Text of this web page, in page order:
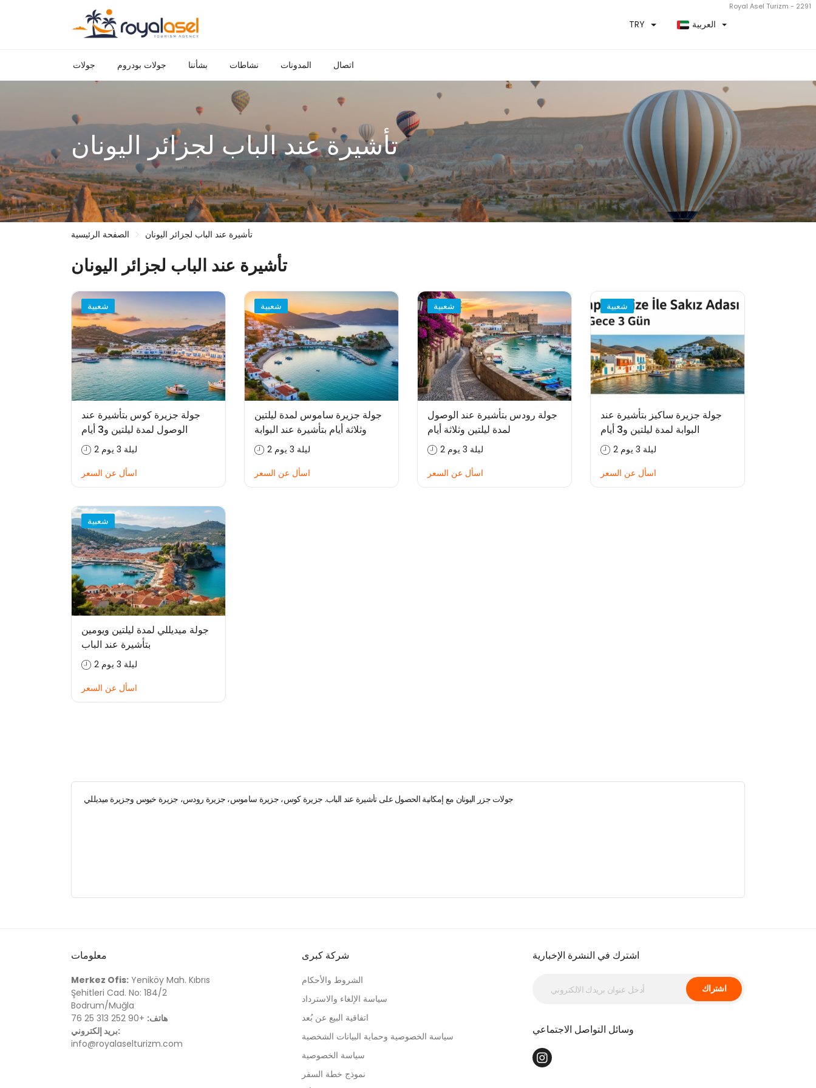
Royal Asel Turizm - 2291
TRY العربية
جولات جولات بودروم بشأننا نشاطات المدونات اتصال
تأشيرة عند الباب لجزائر اليونان
الصفحة الرئيسية تأشيرة عند الباب لجزائر اليونان
تأشيرة عند الباب لجزائر اليونان
شعبية
جولة جزيرة كوس بتأشيرة عند
الوصول لمدة ليلتين و3 أيام
2 ليلة 3 يوم
اسأل عن السعر
شعبية
جولة جزيرة ساموس لمدة ليلتين
وثلاثة أيام بتأشيرة عند البوابة
2 ليلة 3 يوم
اسأل عن السعر
شعبية
جولة رودس بتأشيرة عند الوصول
لمدة ليلتين وثلاثة أيام
2 ليلة 3 يوم
اسأل عن السعر
شعبية
جولة جزيرة ساكيز بتأشيرة عند
البوابة لمدة ليلتين و3 أيام
2 ليلة 3 يوم
اسأل عن السعر
شعبية
جولة ميديللي لمدة ليلتين ويومين
بتأشيرة عند الباب
2 ليلة 3 يوم
اسأل عن السعر
جولات جزر اليونان مع إمكانية الحصول على تأشيرة عند الباب. جزيرة كوس، جزيرة ساموس، جزيرة رودس، جزيرة خيوس وجزيرة ميديللي
معلومات
Merkez Ofis: Yeniköy Mah. Kıbrıs
Şehitleri Cad. No: 184/2
Bodrum/Muğla
هاتف: +90 252 313 25 76
بريد إلكتروني:
info@royalaselturizm.com
شركة كبرى
الشروط والأحكام
سياسة الإلغاء والاسترداد
اتفاقية البيع عن بُعد
سياسة الخصوصية وحماية البيانات الشخصية
سياسة الخصوصية
نموذج خطة السفر
اشترك في النشرة الإخبارية
اشتراك
وسائل التواصل الاجتماعي